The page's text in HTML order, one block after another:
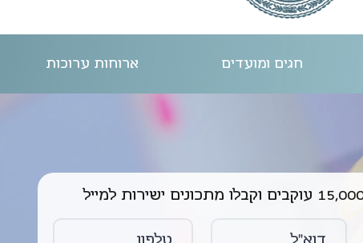
חגים ומועדים ארוחות ערוכות